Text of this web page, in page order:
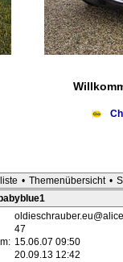
• Themenübersicht •
47
15.06.07 09:50
20.09.13 12:42